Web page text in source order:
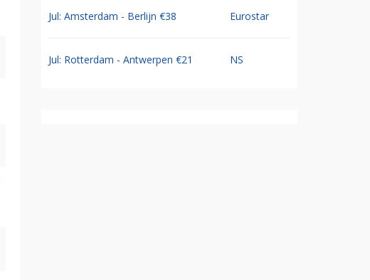
Jul: Amsterdam - Berlijn €38 Eurostar
Jul: Rotterdam - Antwerpen €21 NS